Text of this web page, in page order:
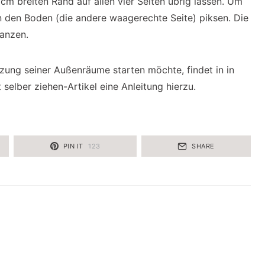
Boden (die andere waagerechte Seite) piksen. Die
seiner Außenräume starten möchte, findet in in
ziehen-Artikel eine Anleitung hierzu.
PIN IT 123 SHARE